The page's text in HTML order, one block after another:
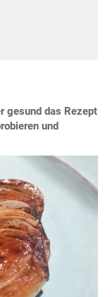
gesund das Rezept
und